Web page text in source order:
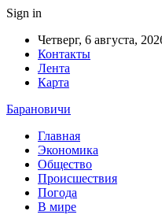
Sign in
Четверг, 6 августа,
Контакты
Лента
Карта
Барановичи
Главная
Экономика
Общество
Происшествия
Погода
В мире